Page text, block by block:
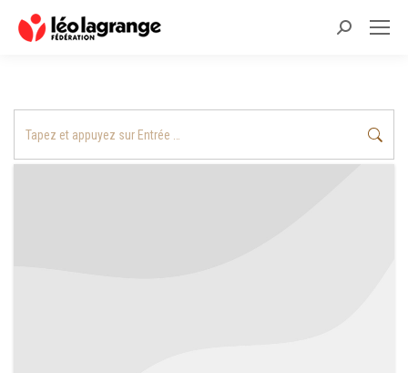
Recherche